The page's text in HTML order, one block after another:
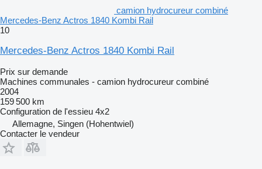
camion hydrocureur combiné
Mercedes-Benz Actros 1840 Kombi Rail
10
Mercedes-Benz Actros 1840 Kombi Rail
Prix sur demande
Machines communales - camion hydrocureur combiné
2004
159 500 km
Configuration de l'essieu 4x2
Allemagne, Singen (Hohentwiel)
Contacter le vendeur